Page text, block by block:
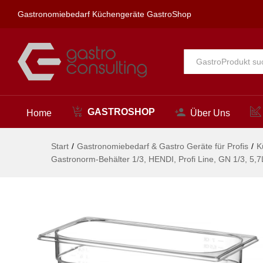
Gastronomiebedarf Küchengeräte GastroShop
Alle
Home GASTROSHOP Über Uns
Start / Gastronomiebedarf & Gastro Geräte für Profis /
Gastronorm-Behälter 1/3, HENDI, Profi Line, GN 1/3,
325x176x(H)150mm